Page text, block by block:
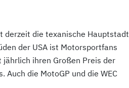
derzeit die texanische Hauptstadt
der USA ist Motorsportfans
ihren Großen Preis der
Auch die MotoGP und die WEC